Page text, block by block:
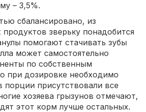
– 3,5%.
сбалансировано, из
зверьку понадобится
помогают стачивать зубы
может самостоятельно
по собственным
при дозировке необходимо
порции присутствовали все
хозяева грызунов отмечают,
этот корм лучше остальных.